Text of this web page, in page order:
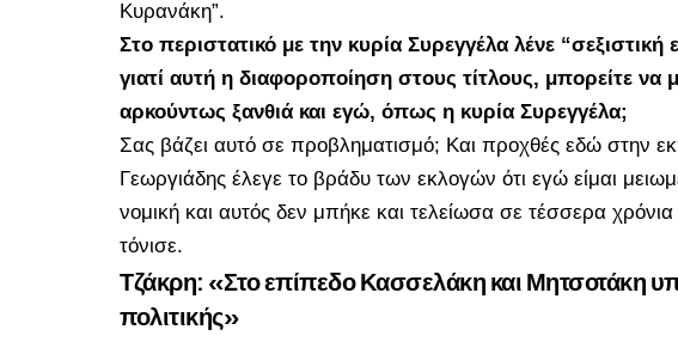
Κυρανάκη”.
Στο περιστατικό με την κυρία Συρεγγέλα λένε
γιατί αυτή η διαφοροποίηση στους τίτλους, μπορείτε να
αρκούντως ξανθιά και εγώ, όπως η κυρία Συρεγγέλα;
Σας βάζει αυτό σε προβληματισμό; Και προχθές εδώ στην
Γεωργιάδης έλεγε το βράδυ των εκλογών ότι εγώ είμαι
νομική και αυτός δεν μπήκε και τελείωσα σε τέσσερα
τόνισε.
Τζάκρη: «Στο επίπεδο Κασσελάκη και Μητσοτάκη
πολιτικής»